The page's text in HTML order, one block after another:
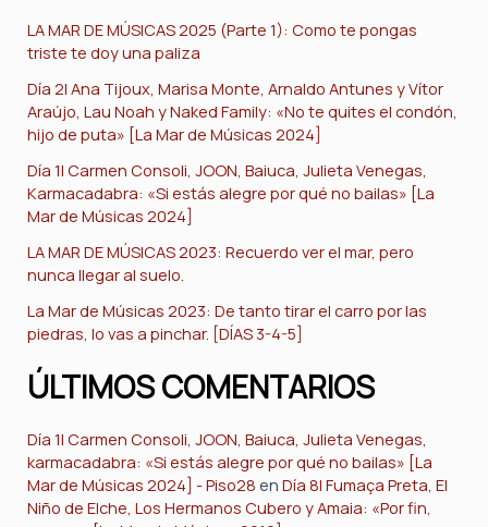
LA MAR DE MÚSICAS 2025 (Parte 1): Como te pongas
triste te doy una paliza
Día 2| Ana Tijoux, Marisa Monte, Arnaldo Antunes y Vítor
Araújo, Lau Noah y Naked Family: «No te quites el condón,
hijo de puta» [La Mar de Músicas 2024]
Día 1| Carmen Consoli, JOON, Baiuca, Julieta Venegas,
Karmacadabra: «Si estás alegre por qué no bailas» [La
Mar de Músicas 2024]
LA MAR DE MÚSICAS 2023: Recuerdo ver el mar, pero
nunca llegar al suelo.
La Mar de Músicas 2023: De tanto tirar el carro por las
piedras, lo vas a pinchar. [DÍAS 3-4-5]
ÚLTIMOS COMENTARIOS
Día 1| Carmen Consoli, JOON, Baiuca, Julieta Venegas,
karmacadabra: «Si estás alegre por qué no bailas» [La
Mar de Músicas 2024] - Piso28 enDía 8| Fumaça Preta, El
Niño de Elche, Los Hermanos Cubero y Amaia: «Por fin,